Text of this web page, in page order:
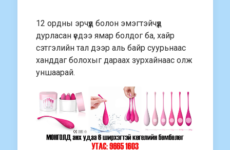
12 ордны эрчүүд болон эмэгтэйчүүд
дурласан үедээ ямар болдог ба, хайр
сэтгэлийн тал дээр аль байр суурьнаас
ханддаг болохыг дараах зурхайнаас олж
уншаарай.